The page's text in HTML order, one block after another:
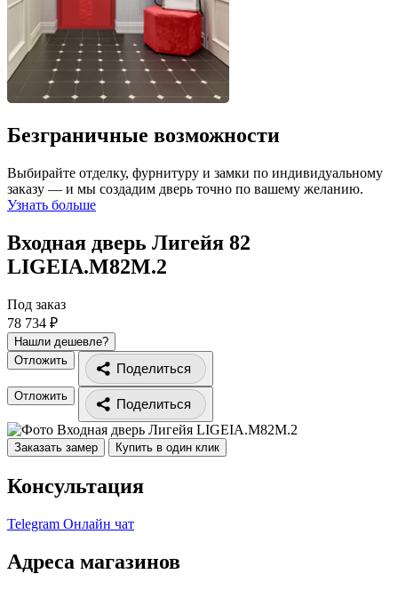
Безграничные возможности
Выбирайте отделку, фурнитуру и замки по индивидуальному
заказу — и мы создадим дверь точно по вашему желанию.
Узнать больше
Входная дверь Лигейя 82
LIGEIA.M82M.2
Под заказ
78 734 ₽
Нашли дешевле?
Отложить
Поделиться
Отложить
Поделиться
Заказать замер Купить в один клик
Консультация
Telegram Онлайн чат
Адреса магазинов